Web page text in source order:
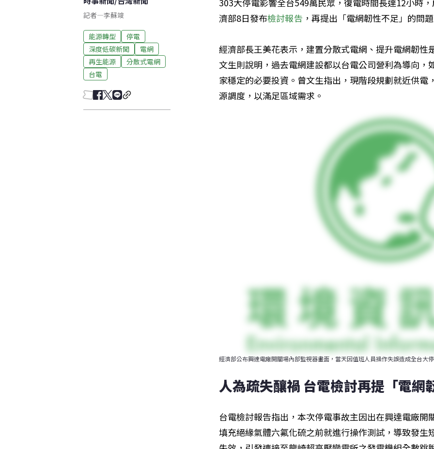
記者—李蘇竣
能源轉型
停電
深度低碳新聞
電網
再生能源
分散式電網
台電
濟部8日發布檢討報告 ，再提出「電網韌性不足」的問
經濟部長王美花表示，建置分散式電網、提升電網韌性
文生則說明，過去電網建設都以台電公司營利為導向，
家穩定的必要投資。曾文生指出，現階段規劃就近供電
源調度，以滿足區域需求。
經濟部公布興達電廠開關場內部監視器畫面，當天因值班人員操作失誤造成全台大
人為疏失釀禍 台電檢討再提「電網
台電檢討報告指出，本次停電事故主因出在興達電廠
填充絕緣氣體六氟化硫之前就進行操作測試，導致發生